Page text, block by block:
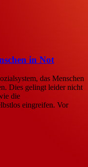
in Not
das Menschen
Dies gelingt leider nicht
die
eingreifen. Vor